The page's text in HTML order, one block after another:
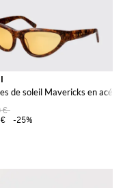
acétate bicolore
de soleil Mavericks en
€
-25%